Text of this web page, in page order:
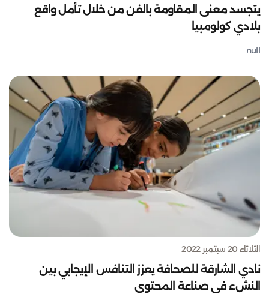
يتجسد معنى المقاومة بالفن من خلال تأمل واقع
بلادي كولومبيا
null
الثلاثاء 20 سبتمبر 2022
نادي الشارقة للصحافة يعزز التنافس الإيجابي بين
النشء في صناعة المحتوى